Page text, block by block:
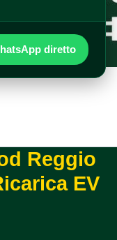
diretto
Reggio
EV